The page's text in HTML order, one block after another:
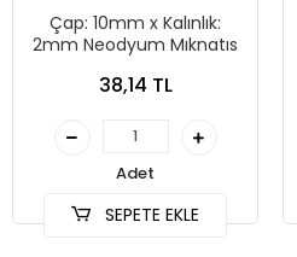
Çap: 10mm x Kalınlık:
2mm Neodyum Mıknatıs
38,14 TL
Adet
SEPETE EKLE